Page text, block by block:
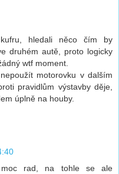
hledali něco čím by
druhém autě, proto logicky
wtf moment.
motorovku v dalším
pravidlům výstavby děje,
úplně na houby.
rad, na tohle se ale